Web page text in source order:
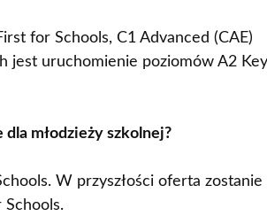
for Schools, C1 Advanced (CAE)
jest uruchomienie poziomów A2
młodzieży szkolnej?
W przyszłości oferta zostanie